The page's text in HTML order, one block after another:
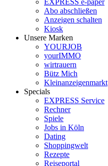
EXPRESS e-paper
Abo abschließen
Anzeigen schalten
Kiosk
Unsere Marken
YOURJOB
yourIMMO
wirtrauern
Bütz Mich
Kleinanzeigenmarkt
Specials
EXPRESS Service
Rechner
Spiele
Jobs in Köln
Dating
Shoppingwelt
Rezepte
Reiseportal